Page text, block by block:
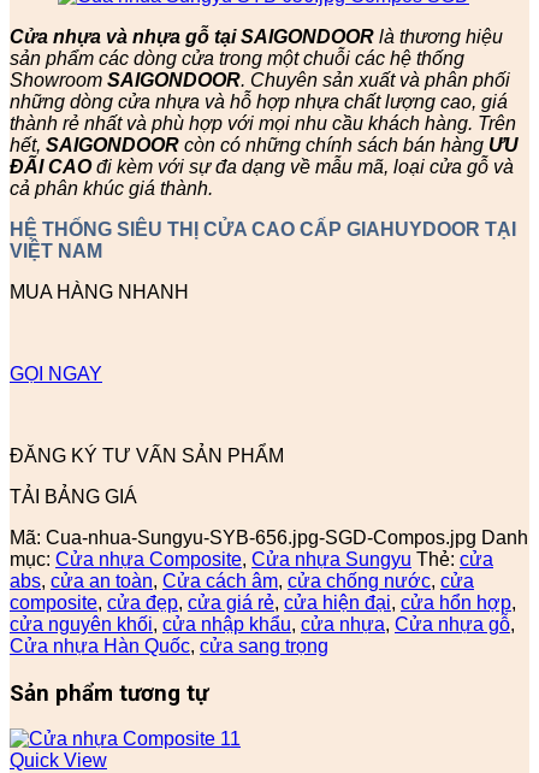
Cửa nhựa và nhựa gỗ tại SAIGONDOOR là thương hiệu
sản phẩm các dòng cửa trong một chuỗi các hệ thống
Showroom SAIGONDOOR. Chuyên sản xuất và phân phối
những dòng cửa nhựa và hỗ hợp nhựa chất lượng cao, giá
thành rẻ nhất và phù hợp với mọi nhu cầu khách hàng. Trên
hết, SAIGONDOOR còn có những chính sách bán hàng ƯU
ĐÃI CAOđi kèm với sự đa dạng về mẫu mã, loại cửa gỗ và
cả phân khúc giá thành.
HỆ THỐNG SIÊU THỊ CỬA CAO CẤP GIAHUYDOOR TẠI
VIỆT NAM
MUA HÀNG NHANH
GỌI NGAY
ĐĂNG KÝ TƯ VẤN SẢN PHẨM
TẢI BẢNG GIÁ
Mã: Cua-nhua-Sungyu-SYB-656.jpg-SGD-Compos.jpg Danh
mục: Cửa nhựa Composite, Cửa nhựa Sungyu Thẻ: cửa
abs, cửa an toàn, Cửa cách âm, cửa chống nước, cửa
composite, cửa đẹp, cửa giá rẻ, cửa hiện đại, cửa hổn hợp,
cửa nguyên khối, cửa nhập khẩu, cửa nhựa, Cửa nhựa gỗ,
Cửa nhựa Hàn Quốc, cửa sang trọng
Sản phẩm tương tự
Quick View